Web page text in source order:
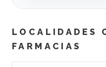
LOCALIDADES
FARMACIAS